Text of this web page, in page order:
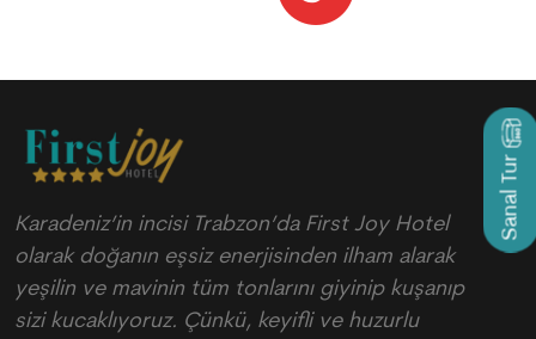
Sanal Tur
Karadeniz’in incisi Trabzon’da First Joy Hotel
olarak doğanın eşsiz enerjisinden ilham alarak
yeşilin ve mavinin tüm tonlarını giyinip kuşanıp
sizi kucaklıyoruz. Çünkü, keyifli ve huzurlu